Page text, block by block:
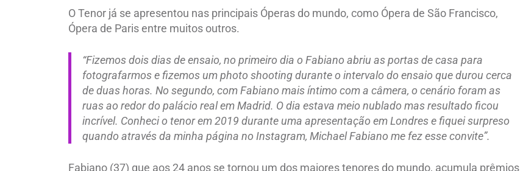
O Tenor já se apresentou nas principais Óperas do mundo, como Ópera de São Francisco,
Ópera de Paris entre muitos outros.
“Fizemos dois dias de ensaio, no primeiro dia o Fabiano abriu as portas de casa para
fotografarmos e fizemos um photo shooting durante o intervalo do ensaio que durou cerca
de duas horas. No segundo, com Fabiano mais íntimo com a câmera, o cenário foram as
ruas ao redor do palácio real em Madrid. O dia estava meio nublado mas resultado ficou
incrível. Conheci o tenor em 2019 durante uma apresentação em Londres e fiquei surpreso
quando através da minha página no Instagram, Michael Fabiano me fez esse convite”.
Fabiano (37) que aos 24 anos se tornou um dos maiores tenores do mundo, acumula prêmios